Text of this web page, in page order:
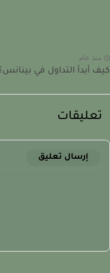
عام
أبدأ التداول في بينانس؟ 2026
إرسال تعليق